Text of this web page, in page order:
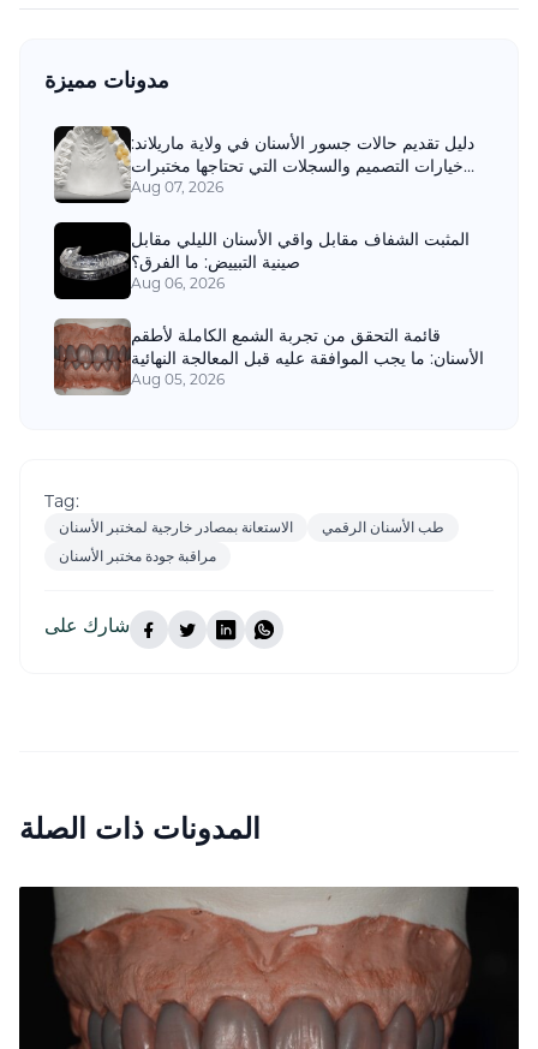
مدونات مميزة
دليل تقديم حالات جسور الأسنان في ولاية ماريلاند:
خيارات التصميم والسجلات التي تحتاجها مختبرات
الأسنان
Aug 07, 2026
المثبت الشفاف مقابل واقي الأسنان الليلي مقابل
صينية التبييض: ما الفرق؟
Aug 06, 2026
قائمة التحقق من تجربة الشمع الكاملة لأطقم
الأسنان: ما يجب الموافقة عليه قبل المعالجة النهائية
Aug 05, 2026
Tag:
الاستعانة بمصادر خارجية لمختبر الأسنان
طب الأسنان الرقمي
مراقبة جودة مختبر الأسنان
شارك على
المدونات ذات الصلة